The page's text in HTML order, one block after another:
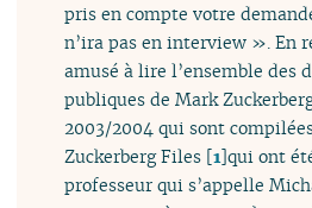
pris en compte votre
n’ira pas en interview ». En
amusé à lire l’ensemble des
publiques de Mark
2003/2004 qui sont
Zuckerberg Files [1]qui ont
professeur qui s’appelle